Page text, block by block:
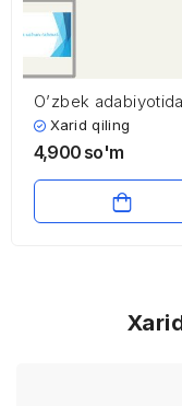
O’zbek adabiyotida
masalchilikning aks
etishi
Xarid qiling
4,900 so'm